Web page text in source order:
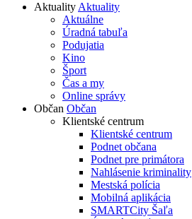
Aktuality Aktuality
Aktuálne
Úradná tabuľa
Podujatia
Kino
Šport
Čas a my
Online správy
Občan Občan
Klientské centrum
Klientské centrum
Podnet občana
Podnet pre primátora
Nahlásenie kriminality
Mestská polícia
Mobilná aplikácia
SMARTCity Šaľa